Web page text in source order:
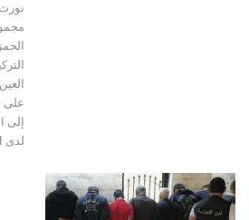
على
إلى
لدى